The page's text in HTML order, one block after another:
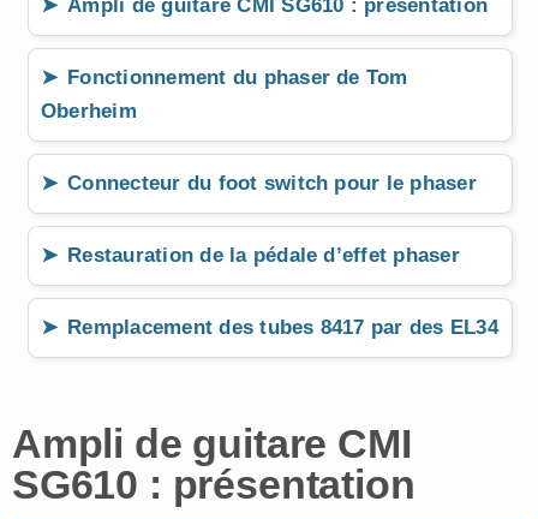
Ampli de guitare CMI SG610 : présentation
Fonctionnement du phaser de Tom
Oberheim
Connecteur du foot switch pour le phaser
Restauration de la pédale d’effet phaser
Remplacement des tubes 8417 par des EL34
Ampli de guitare CMI
SG610 : présentation